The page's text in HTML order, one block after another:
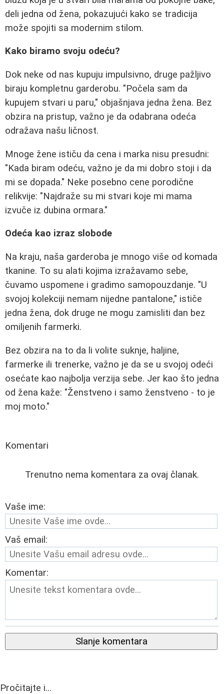
deli jedna od žena, pokazujući kako se tradicija
može spojiti sa modernim stilom.
Kako biramo svoju odeću?
Dok neke od nas kupuju impulsivno, druge pažljivo
biraju kompletnu garderobu. "Počela sam da
kupujem stvari u paru," objašnjava jedna žena. Bez
obzira na pristup, važno je da odabrana odeća
odražava našu ličnost.
Mnoge žene ističu da cena i marka nisu presudni:
"Kada biram odeću, važno je da mi dobro stoji i da
mi se dopada." Neke posebno cene porodične
relikvije: "Najdraže su mi stvari koje mi mama
izvuče iz dubina ormara."
Odeća kao izraz slobode
Na kraju, naša garderoba je mnogo više od komada
tkanine. To su alati kojima izražavamo sebe,
čuvamo uspomene i gradimo samopouzdanje. "U
svojoj kolekciji nemam nijedne pantalone," ističe
jedna žena, dok druge ne mogu zamisliti dan bez
omiljenih farmerki.
Bez obzira na to da li volite suknje, haljine,
farmerke ili trenerke, važno je da se u svojoj odeći
osećate kao najbolja verzija sebe. Jer kao što jedna
od žena kaže: "Ženstveno i samo ženstveno - to je
moj moto."
Komentari
Trenutno nema komentara za ovaj članak.
Vaše ime:
Vaš email:
Komentar:
Slanje komentara
Pročitajte i...